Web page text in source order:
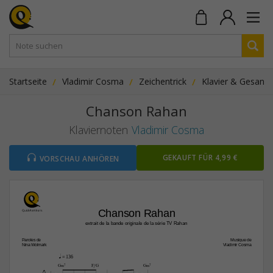
Startseite Vladimir Cosma Zeichentrick Klavier & Gesang
Chanson Rahan
Klaviernoten Vladimir Cosma
VORSCHAU ANHÖREN GEKAUFT FÜR 4,99 €
Chanson Rahan
Musique de
Vladimir Cosma
Paroles de
Nina Wolmark
q = 136
G‹7 F/G G‹7
extrait de la bande originale de la série TV Rahan